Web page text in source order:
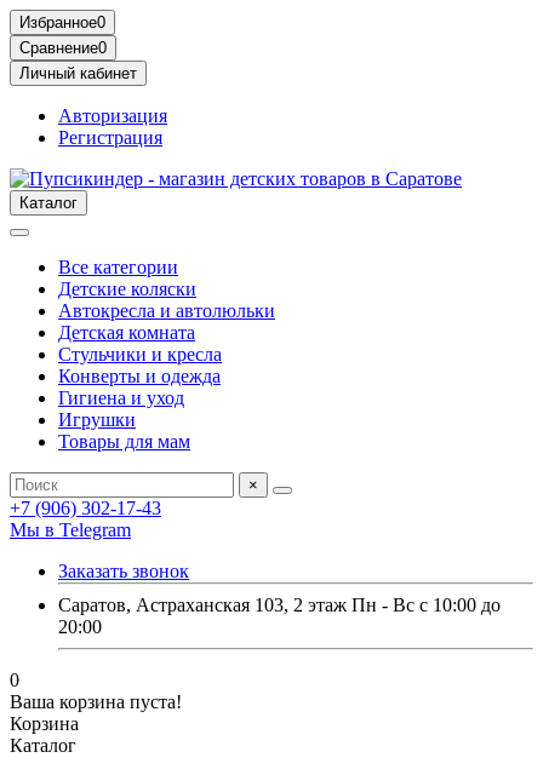
Избранное0
Сравнение0
Личный кабинет
Авторизация
Регистрация
Каталог
Все категории
Детские коляски
Автокресла и автолюльки
Детская комната
Стульчики и кресла
Конверты и одежда
Гигиена и уход
Игрушки
Товары для мам
×
+7 (906) 302-17-43
Мы в Telegram
Заказать звонок
Саратов, Астраханская 103, 2 этаж Пн - Вс с 10:00 до
20:00
0
Ваша корзина пуста!
Корзина
Каталог